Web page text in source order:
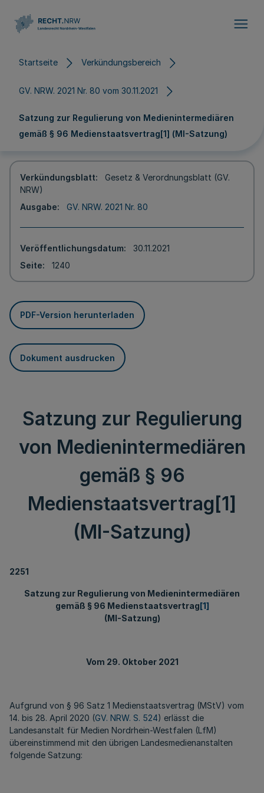
Startseite Verkündungsbereich
GV. NRW. 2021 Nr. 80 vom 30.11.2021
Satzung zur Regulierung von Medienintermediären
gemäß § 96 Medienstaatsvertrag[1] (MI-Satzung)
Verkündungsblatt
Gesetz & Verordnungsblatt (GV.
NRW)
Ausgabe
GV. NRW. 2021 Nr. 80
Veröffentlichungsdatum
30.11.2021
Seite
1240
PDF-Version herunterladen
Dokument ausdrucken
Satzung zur Regulierung
von Medienintermediären
gemäß § 96
Medienstaatsvertrag[1]
(MI-Satzung)
2251
Satzung zur Regulierung von Medienintermediären
gemäß § 96 Medienstaatsvertrag[1]
(MI-Satzung)
Vom 29. Oktober 2021
Aufgrund von § 96 Satz 1 Medienstaatsvertrag (MStV) vom
14. bis 28. April 2020 (GV. NRW. S. 524) erlässt die
Landesanstalt für Medien Nordrhein-Westfalen (LfM)
übereinstimmend mit den übrigen Landesmedienanstalten
folgende Satzung: